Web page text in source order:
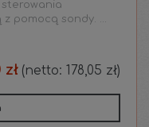
sterowania
z pomocą sondy. ...
zł (netto: 178,05 zł)